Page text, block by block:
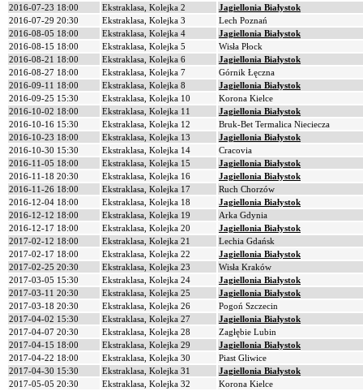
2016-07-23 18:00
Ekstraklasa, Kolejka 2
Jagiellonia Białystok
2016-07-29 20:30
Ekstraklasa, Kolejka 3
Lech Poznań
2016-08-05 18:00
Ekstraklasa, Kolejka 4
Jagiellonia Białystok
2016-08-15 18:00
Ekstraklasa, Kolejka 5
Wisła Płock
2016-08-21 18:00
Ekstraklasa, Kolejka 6
Jagiellonia Białystok
2016-08-27 18:00
Ekstraklasa, Kolejka 7
Górnik Łęczna
2016-09-11 18:00
Ekstraklasa, Kolejka 8
Jagiellonia Białystok
2016-09-25 15:30
Ekstraklasa, Kolejka 10
Korona Kielce
2016-10-02 18:00
Ekstraklasa, Kolejka 11
Jagiellonia Białystok
2016-10-16 15:30
Ekstraklasa, Kolejka 12
Bruk-Bet Termalica Nieciecza
2016-10-23 18:00
Ekstraklasa, Kolejka 13
Jagiellonia Białystok
2016-10-30 15:30
Ekstraklasa, Kolejka 14
Cracovia
2016-11-05 18:00
Ekstraklasa, Kolejka 15
Jagiellonia Białystok
2016-11-18 20:30
Ekstraklasa, Kolejka 16
Jagiellonia Białystok
2016-11-26 18:00
Ekstraklasa, Kolejka 17
Ruch Chorzów
2016-12-04 18:00
Ekstraklasa, Kolejka 18
Jagiellonia Białystok
2016-12-12 18:00
Ekstraklasa, Kolejka 19
Arka Gdynia
2016-12-17 18:00
Ekstraklasa, Kolejka 20
Jagiellonia Białystok
2017-02-12 18:00
Ekstraklasa, Kolejka 21
Lechia Gdańsk
2017-02-17 18:00
Ekstraklasa, Kolejka 22
Jagiellonia Białystok
2017-02-25 20:30
Ekstraklasa, Kolejka 23
Wisła Kraków
2017-03-05 15:30
Ekstraklasa, Kolejka 24
Jagiellonia Białystok
2017-03-11 20:30
Ekstraklasa, Kolejka 25
Jagiellonia Białystok
2017-03-18 20:30
Ekstraklasa, Kolejka 26
Pogoń Szczecin
2017-04-02 15:30
Ekstraklasa, Kolejka 27
Jagiellonia Białystok
2017-04-07 20:30
Ekstraklasa, Kolejka 28
Zagłębie Lubin
2017-04-15 18:00
Ekstraklasa, Kolejka 29
Jagiellonia Białystok
2017-04-22 18:00
Ekstraklasa, Kolejka 30
Piast Gliwice
2017-04-30 15:30
Ekstraklasa, Kolejka 31
Jagiellonia Białystok
2017-05-05 20:30
Ekstraklasa, Kolejka 32
Korona Kielce